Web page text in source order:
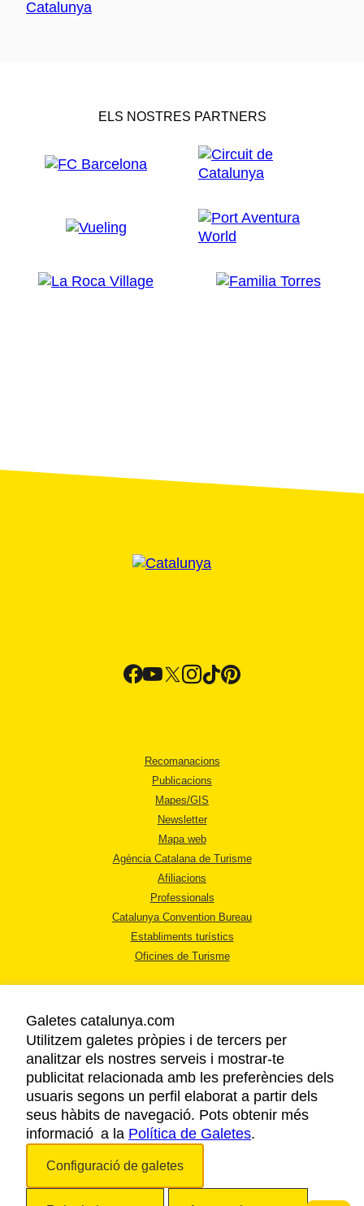
ELS NOSTRES PARTNERS
Recomanacions
Publicacions
Mapes/GIS
Newsletter
Mapa web
Agència Catalana de Turisme
Afiliacions
Professionals
Catalunya Convention Bureau
Establiments turístics
Oficines de Turisme
AVÍS LEGAL
POLÍTICA DE PRIVACITAT
COOKIES
ACCESSIBILITAT
Galetes catalunya.com
Utilitzem galetes pròpies i de tercers per
analitzar els nostres serveis i mostrar-te
publicitat relacionada amb les preferències dels
usuaris segons un perfil elaborat a partir dels
seus hàbits de navegació. Pots obtenir més
informació a la Política de Galetes.
Configuració de galetes